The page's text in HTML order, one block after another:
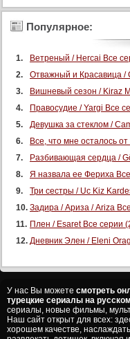
Популярное:
Ветреный / Hercai Все
Отважный и Красавица /
Вишневый сезон / Kiraz
Правосудие / Yargi Все
Девушка за стеклом /
Все, что мне осталось
Разбивающая сердца /
Я назвала ее Фериха Все
Три сестры / Uc Kiz
Задира / Ариза / Ariza
Плен / Esaret Все серии
Дневник Элен / Eleni
У нас Вы можете смотреть
турецкие сериалы на
сериалы, новые фильмы,
Наш сайт открыт для всех:
хорошем качестве,